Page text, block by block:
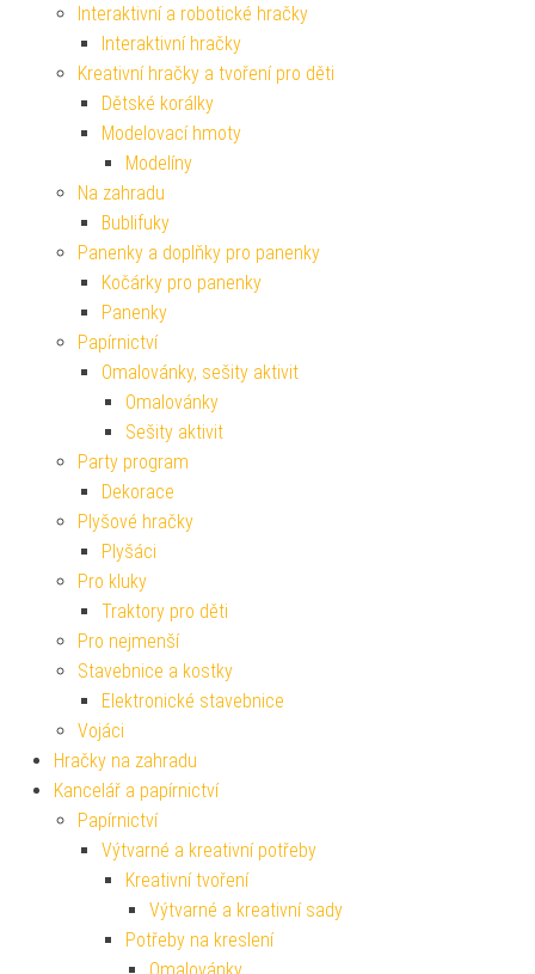
Interaktivní a robotické hračky
Interaktivní hračky
Kreativní hračky a tvoření pro děti
Dětské korálky
Modelovací hmoty
Modelíny
Na zahradu
Bublifuky
Panenky a doplňky pro panenky
Kočárky pro panenky
Panenky
Papírnictví
Omalovánky, sešity aktivit
Omalovánky
Sešity aktivit
Party program
Dekorace
Plyšové hračky
Plyšáci
Pro kluky
Traktory pro děti
Pro nejmenší
Stavebnice a kostky
Elektronické stavebnice
Vojáci
Hračky na zahradu
Kancelář a papírnictví
Papírnictví
Výtvarné a kreativní potřeby
Kreativní tvoření
Výtvarné a kreativní sady
Potřeby na kreslení
Omalovánky